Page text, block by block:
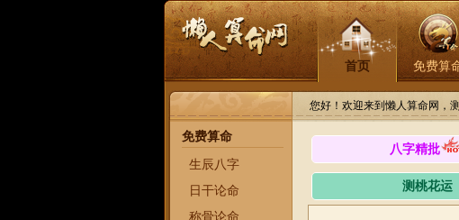
首页 免费算
您好！欢迎来到懒人算命网，
免费算命
生辰八字
日干论命
称骨论命
八字精批
测桃花运